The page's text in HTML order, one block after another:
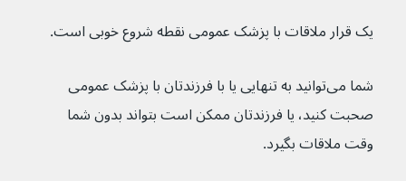
یک قرار ملاقات با پزشک عمومی نقطه شروع خوبی است.
شما می‌توانید به تنهایی یا با فرزندتان با پزشک عمومی
صحبت کنید، یا فرزندتان ممکن است بتواند بدون شما
وقت ملاقات بگیرد.